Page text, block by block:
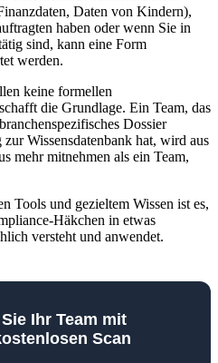
Daten von Kindern),
haben oder wenn Sie in
sind, kann eine Form
werden.
keine formellen
die Grundlage. Ein Team, das
Dossier
Wissensdatenbank hat, wird aus
mehr mitnehmen als ein Team,
Tools und gezieltem Wissen ist es,
Häkchen in etwas
versteht und anwendet.
Ihr Team mit
Scan